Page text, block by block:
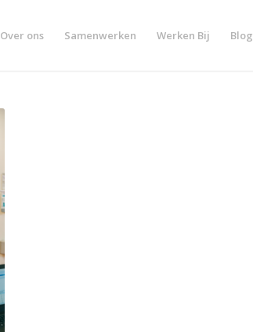
Over ons Samenwerken Werken Bij Blog